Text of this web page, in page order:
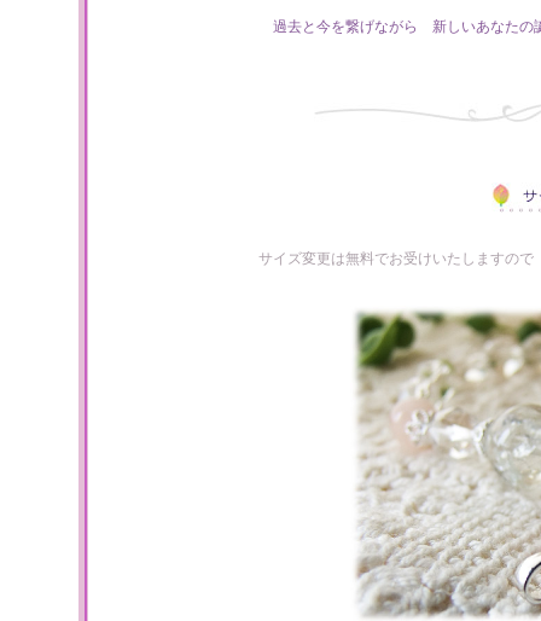
過去と今を繋げながら 新しいあなた
サイズ変更は無料でお受けいたしますの